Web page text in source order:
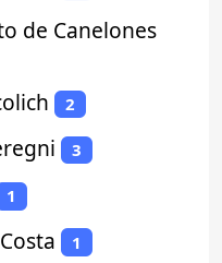
de Canelones
2
3
1
1